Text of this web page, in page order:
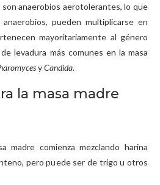
anaerobios aerotolerantes, lo que
pueden multiplicarse en
mayoritariamente al género
levadura más comunes en la masa
yCandida.
la masa madre
madre comienza mezclando harina
pero puede ser de trigo u otros